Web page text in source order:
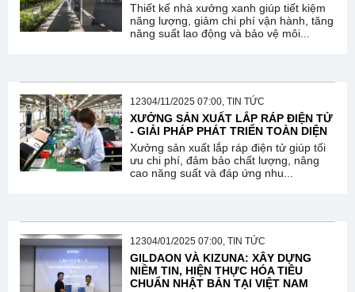
Thiết kế nhà xưởng xanh giúp tiết kiệm
năng lượng, giảm chi phí vận hành, tăng
năng suất lao động và bảo vệ môi...
12304/11/2025 07:00, TIN TỨC
XƯỞNG SẢN XUẤT LẮP RÁP ĐIỆN TỬ
- GIẢI PHÁP PHÁT TRIỂN TOÀN DIỆN
Xưởng sản xuất lắp ráp điện tử giúp tối
ưu chi phí, đảm bảo chất lượng, nâng
cao năng suất và đáp ứng nhu...
12304/01/2025 07:00, TIN TỨC
GILDAON VÀ KIZUNA: XÂY DỰNG
NIỀM TIN, HIỆN THỰC HÓA TIÊU
CHUẨN NHẬT BẢN TẠI VIỆT NAM